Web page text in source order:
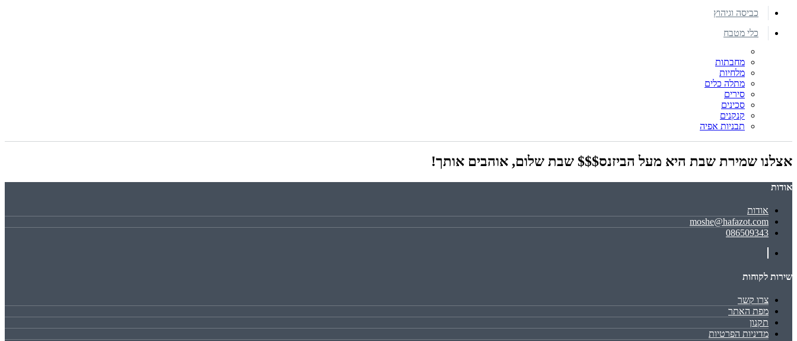
כביסה וגיהוץ
כלי מטבח
מחבתות
מלחיות
מתלה כלים
סירים
סכינים
קנקנים
תבניות אפיה
אצלנו שמירת שבת היא מעל הביזנס$$$ שבת שלום, אוהבים אותך!
אודות
אודות
moshe@hafazot.com
086509343
שירות לקוחות
צרו קשר
מפת האתר
תקנון
מדיניות הפרטיות